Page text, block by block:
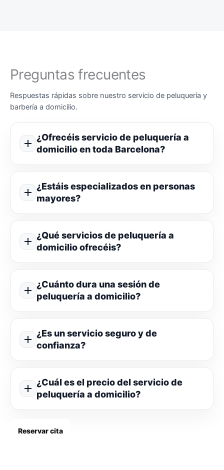
Preguntas frecuentes
Respuestas rápidas sobre nuestro servicio de peluquería y
barbería a domicilio.
¿Ofrecéis servicio de peluquería a
domicilio en toda Barcelona?
¿Estáis especializados en personas
mayores?
¿Qué servicios de peluquería a
domicilio ofrecéis?
¿Cuánto dura una sesión de
peluquería a domicilio?
¿Es un servicio seguro y de
confianza?
¿Cuál es el precio del servicio de
peluquería a domicilio?
Reservar cita